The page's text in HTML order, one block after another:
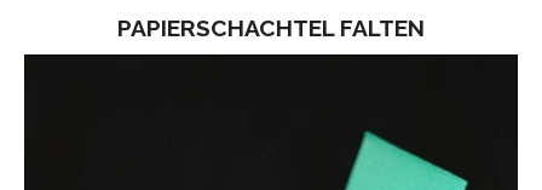
PAPIERSCHACHTEL FALTEN